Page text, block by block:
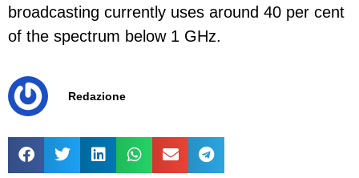
broadcasting currently uses around 40 per cent
of the spectrum below 1 GHz.
Redazione